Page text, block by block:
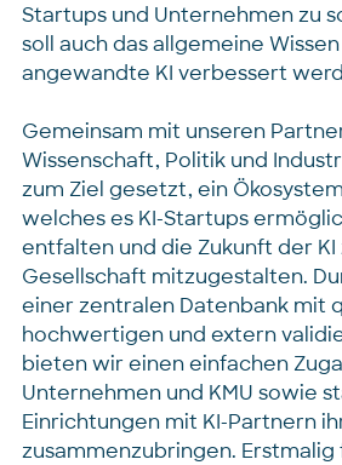
Startups und Unternehmen zu
soll auch das allgemeine
angewandte KI verbessert
Gemeinsam mit unseren
Wissenschaft, Politik und
zum Ziel gesetzt, ein
welches es KI-Startups
entfalten und die Zukunft der
Gesellschaft mitzugestalten.
einer zentralen Datenbank mit
hochwertigen und extern
bieten wir einen einfachen
Unternehmen und KMU sowie
Einrichtungen mit KI-Partnern
zusammenzubringen. Erstmalig